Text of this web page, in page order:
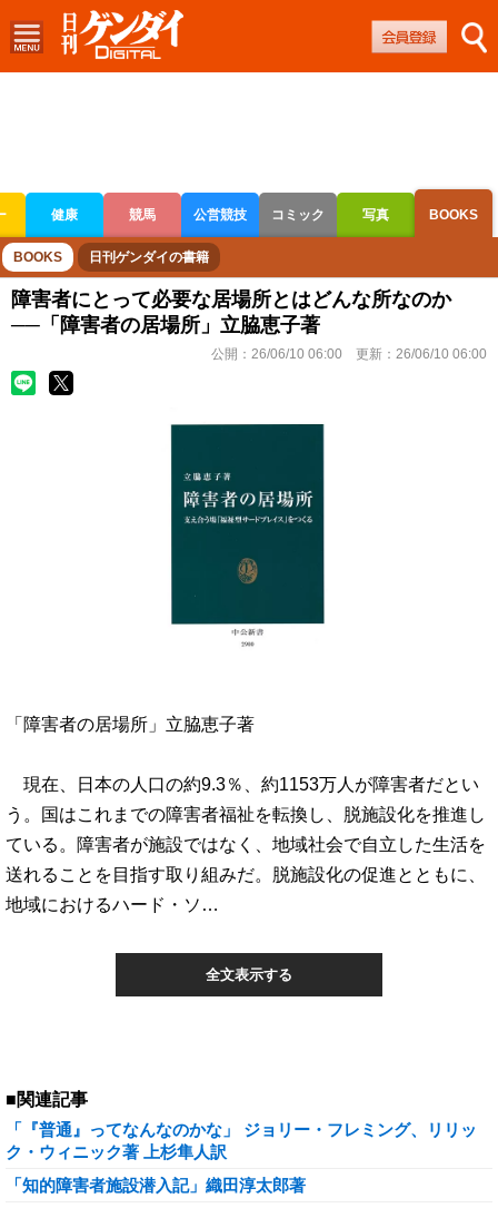
健康 競馬 公営競技 コミック 写真 BOOKS
ボートレース 競輪 オートレース
BOOKS 日刊ゲンダイの書籍
障害者にとって必要な居場所とはどんな所なのか
──「障害者の居場所」立脇恵子著
公開： 26/06/10 06:00 更新： 26/06/10 06:00
「障害者の居場所」立脇恵子著
現在、日本の人口の約9.3％、約1153万人が障害者だとい
う。国はこれまでの障害者福祉を転換し、脱施設化を推進し
ている。障害者が施設ではなく、地域社会で自立した生活を
送れることを目指す取り組みだ。脱施設化の促進とともに、
地域におけるハード・ソ…
全文表示する
■関連記事
「『普通』ってなんなのかな」 ジョリー・フレミング、リリッ
ク・ウィニック著 上杉隼人訳
「知的障害者施設潜入記」織田淳太郎著